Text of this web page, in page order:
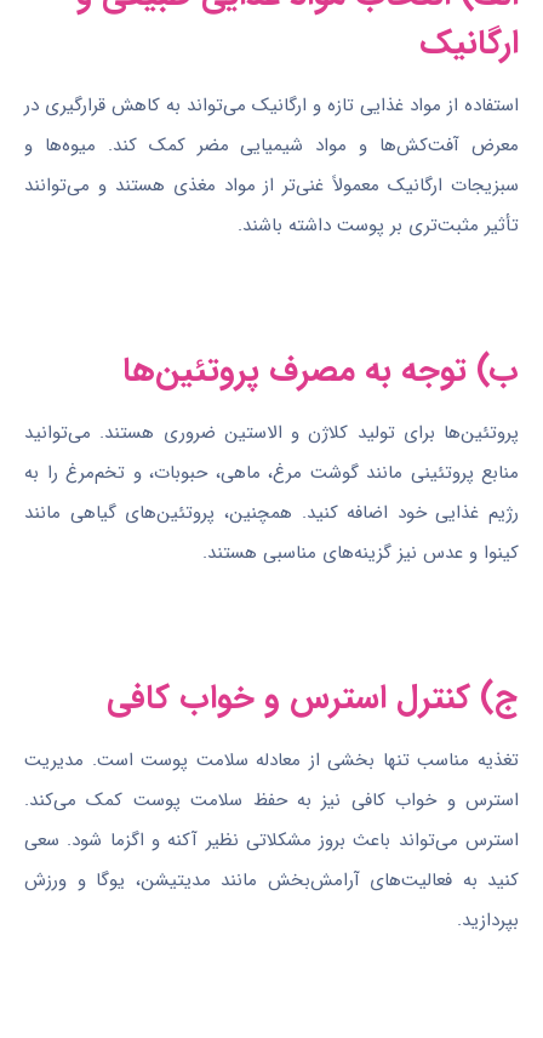
ارگانیک
استفاده از مواد غذایی تازه و ارگانیک می‌تواند به کاهش قرارگیری در
معرض آفت‌کش‌ها و مواد شیمیایی مضر کمک کند. میوه‌ها و
سبزیجات ارگانیک معمولاً غنی‌تر از مواد مغذی هستند و می‌توانند
تأثیر مثبت‌تری بر پوست داشته باشند.
ب) توجه به مصرف پروتئین‌ها
پروتئین‌ها برای تولید کلاژن و الاستین ضروری هستند. می‌توانید
منابع پروتئینی مانند گوشت مرغ، ماهی، حبوبات، و تخم‌مرغ را به
رژیم غذایی خود اضافه کنید. همچنین، پروتئین‌های گیاهی مانند
کینوا و عدس نیز گزینه‌های مناسبی هستند.
ج) کنترل استرس و خواب کافی
تغذیه مناسب تنها بخشی از معادله سلامت پوست است. مدیریت
استرس و خواب کافی نیز به حفظ سلامت پوست کمک می‌کند.
استرس می‌تواند باعث بروز مشکلاتی نظیر آکنه و اگزما شود. سعی
کنید به فعالیت‌های آرامش‌بخش مانند مدیتیشن، یوگا و ورزش
بپردازید.